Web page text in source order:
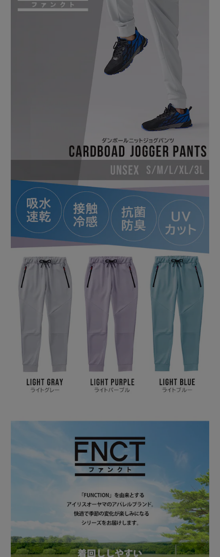
また冬や梅雨の時期、部屋干しでも乾きやすいのでお洗濯が
汗だけでなく、小雨が降った際も乾きやすいので、身体の冷
POINT．2：抗菌防臭／雑菌による不快なニオイを抑える
汗をかくことで増える菌の増殖を抑え、菌による不快な臭い
汗ばむシーンでも快適な着心地です。
POINT．3：接触冷感／触れた箇所がひんやりと冷たく感じ
接触冷感生地を使用。
触れた部分がひんやりと冷たく感じる効果があります。
快適に涼しさを感じることができる生地なので、暑さ対策に
最適。
POINT．4：紫外線（UV）カット機能／肌へのダメージを抑
える
普段着からスポーツウェアまで、様々なシーンで活躍。
【FNCT（ファンクト）】
「FUNCTION」を由来としたアイリスオーヤマのアパレル
ブランド。
快適で、季節の変化が楽しみになるシリーズをお届けしま
【着回ししやすいユニセックスデザイン】
普段のコーディネートにも取り入れやすいシンプルデザイ
ン。
S～3Lまでの豊富なサイズ展開で、男女兼用で着用できま
生地にハリがありシワになりにくく、ストレッチ性があり動
きやすい。また、生地の間に空気層ができるので着心地が軽
［ストレッチ：動きやすく着心地が良い］
生地は伸縮性のあるストレッチ素材。アクティブな動きにも
さらっとした肌触りの良い素材を使用。
屋内外問わず、快適な着用感。